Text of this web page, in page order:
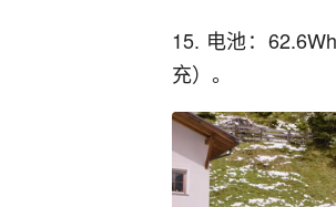
15. 电池：
充）。